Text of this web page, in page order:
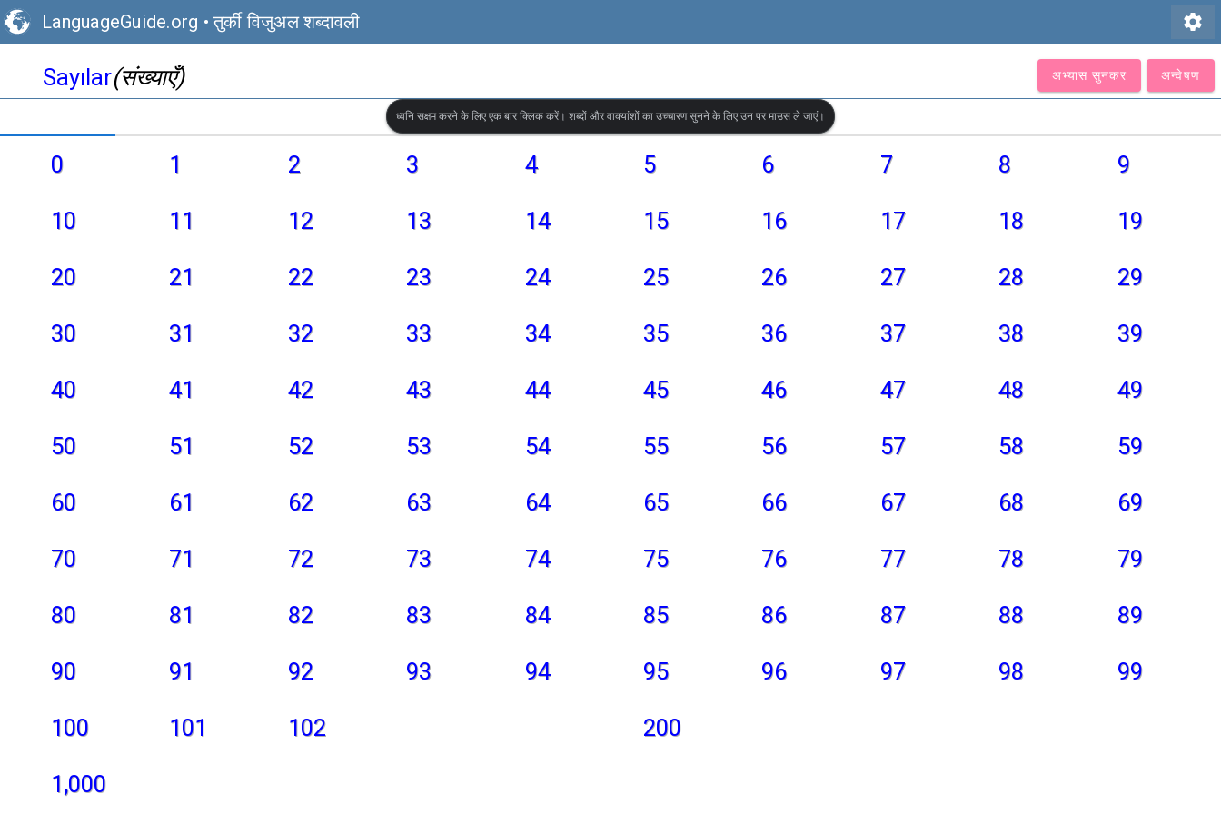
LanguageGuide.org •तुर्की विजुअल शब्दावली settings
Sayılar(संख्याएँ) अभ्यास सुनकर अन्वेषण
ध्वनि सक्षम करने के लिए एक बार क्लिक करें। शब्दों और वाक्यांशों का उच्चारण सुनने के लिए उन पर माउस ले जाएं।
0 1 2 3 4 5 6 7 8 9
10 11 12 13 14 15 16 17 18 19
20 21 22 23 24 25 26 27 28 29
30 31 32 33 34 35 36 37 38 39
40 41 42 43 44 45 46 47 48 49
50 51 52 53 54 55 56 57 58 59
60 61 62 63 64 65 66 67 68 69
70 71 72 73 74 75 76 77 78 79
80 81 82 83 84 85 86 87 88 89
90 91 92 93 94 95 96 97 98 99
100 101 102 200
1,000